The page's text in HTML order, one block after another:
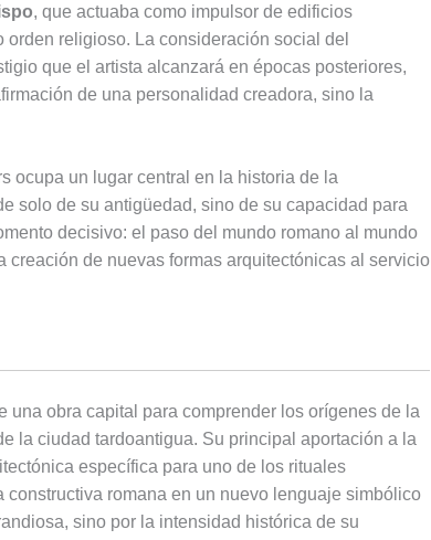
, que actuaba como impulsor de edificios
religioso. La consideración social del
que el artista alcanzará en épocas posteriores,
de una personalidad creadora, sino la
ocupa un lugar central en la historia de la
solo de su antigüedad, sino de su capacidad para
decisivo: el paso del mundo romano al mundo
de nuevas formas arquitectónicas al servicio
una obra capital para comprender los orígenes de la
la ciudad tardoantigua. Su principal aportación a la
específica para uno de los rituales
romana en un nuevo lenguaje simbólico
sino por la intensidad histórica de su